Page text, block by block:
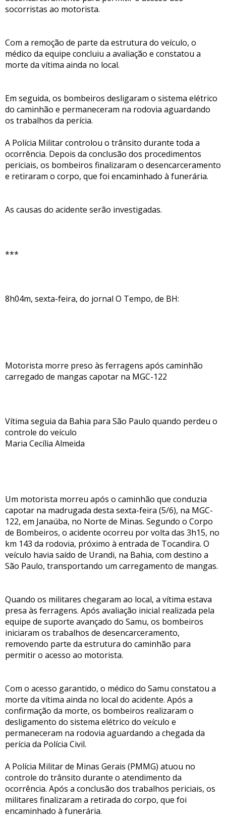
socorristas ao motorista.
Com a remoção de parte da estrutura do veículo, o
médico da equipe concluiu a avaliação e constatou a
morte da vítima ainda no local.
Em seguida, os bombeiros desligaram o sistema elétrico
do caminhão e permaneceram na rodovia aguardando
os trabalhos da perícia.
A Polícia Militar controlou o trânsito durante toda a
ocorrência. Depois da conclusão dos procedimentos
periciais, os bombeiros finalizaram o desencarceramento
e retiraram o corpo, que foi encaminhado à funerária.
As causas do acidente serão investigadas.
***
8h04m, sexta-feira, do jornal O Tempo, de BH:
Motorista morre preso às ferragens após caminhão
carregado de mangas capotar na MGC-122
Vítima seguia da Bahia para São Paulo quando perdeu o
controle do veículo
Maria Cecília Almeida
Um motorista morreu após o caminhão que conduzia
capotar na madrugada desta sexta-feira (5/6), na MGC-
122, em Janaúba, no Norte de Minas. Segundo o Corpo
de Bombeiros, o acidente ocorreu por volta das 3h15, no
km 143 da rodovia, próximo à entrada de Tocandira. O
veículo havia saído de Urandi, na Bahia, com destino a
São Paulo, transportando um carregamento de mangas.
Quando os militares chegaram ao local, a vítima estava
presa às ferragens. Após avaliação inicial realizada pela
equipe de suporte avançado do Samu, os bombeiros
iniciaram os trabalhos de desencarceramento,
removendo parte da estrutura do caminhão para
permitir o acesso ao motorista.
Com o acesso garantido, o médico do Samu constatou a
morte da vítima ainda no local do acidente. Após a
confirmação da morte, os bombeiros realizaram o
desligamento do sistema elétrico do veículo e
permaneceram na rodovia aguardando a chegada da
perícia da Polícia Civil.
A Polícia Militar de Minas Gerais (PMMG) atuou no
controle do trânsito durante o atendimento da
ocorrência. Após a conclusão dos trabalhos periciais, os
militares finalizaram a retirada do corpo, que foi
encaminhado à funerária.